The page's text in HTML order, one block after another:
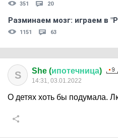
351 20
Разминаем мозг: играем в
1151 63
S She (ипотечница)
14:31, 03.01.2022
О детях хоть бы подумала.